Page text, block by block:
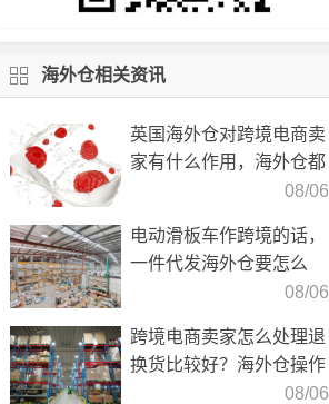
海外仓相关资讯
英国海外仓对跨境电商卖
家有什么作用，海外仓都
08/06
电动滑板车作跨境的话，
一件代发海外仓要怎么
08/06
跨境电商卖家怎么处理退
换货比较好？海外仓操作
08/06